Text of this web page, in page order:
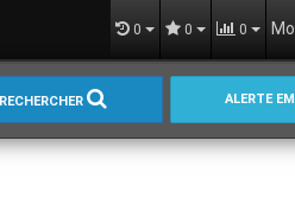
0 0 0
RECHERCHER ALERTE